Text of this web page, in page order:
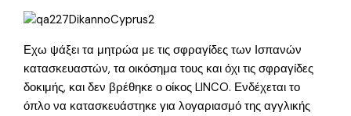
Εχω ψάξει τα μητρώα με τις σφραγίδες των Ισπανών
κατασκευαστών, τα οικόσημα τους και όχι τις σφραγίδες
δοκιμής, και δεν βρέθηκε ο οίκος LINCO. Ενδέχεται το
όπλο να κατασκευάστηκε για λογαριασμό της αγγλικής